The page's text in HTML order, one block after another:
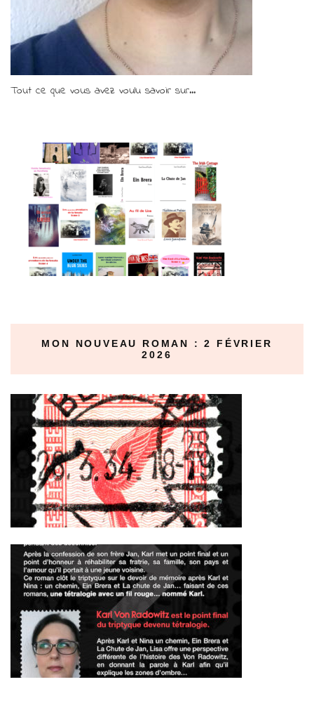
Tout ce que vous avez voulu savoir sur...
MON NOUVEAU ROMAN : 2 FÉVRIER
2026